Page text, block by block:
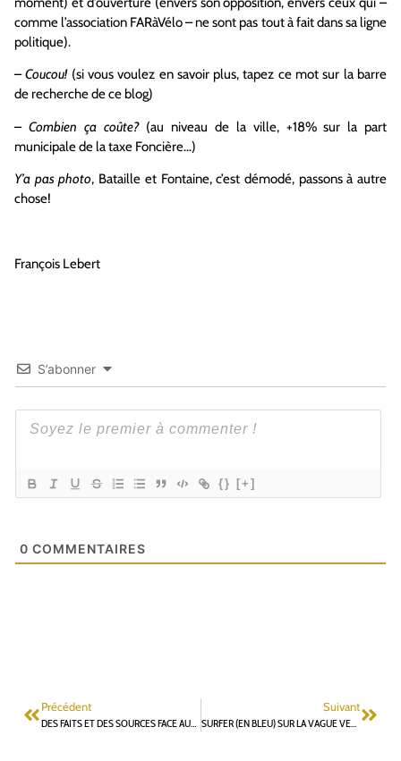
comme l’association FARàVélo – ne sont pas tout à fait dans sa ligne
politique).
–Coucou!(si vous voulez en savoir plus, tapez ce mot sur la barre
de recherche de ce blog)
– Combien ça coûte?(au niveau de la ville, +18% sur la part
municipale de la taxe Foncière…)
Y’a pas photo, Bataille et Fontaine, c’est démodé, passons à autre
chose!
François Lebert
S’abonner
{} [+]
0 COMMENTAIRES
Précédent
DES FAITS ET DES SOURCES FACE AUX CONTRE-VÉRITÉS DE LAURENT VASTEL
Suivant
SURFER (EN BLEU) SUR LA VAGUE VERTE À FONTENAY